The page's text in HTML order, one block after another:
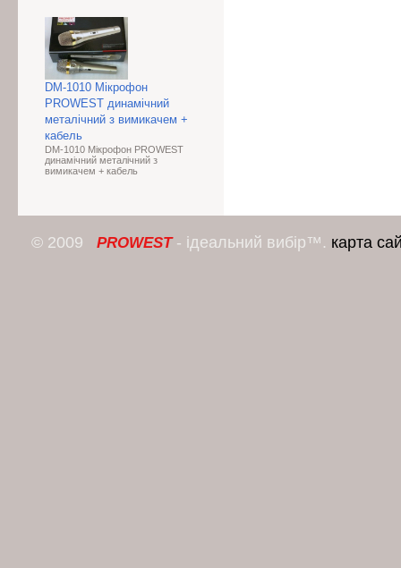
DM-1010 Мікрофон
PROWEST динамічний
металічний з вимикачем +
кабель
DM-1010 Мікрофон PROWEST
динамічний металічний з
вимикачем + кабель
© 2009 PROWEST- ідеальний вибір™. карта